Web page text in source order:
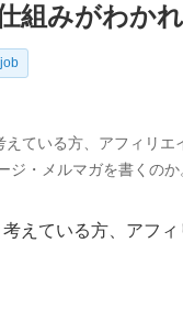
組みがわか
job
ている方、アフィリ
ジ・メルマガを書くの
えている方、アフ